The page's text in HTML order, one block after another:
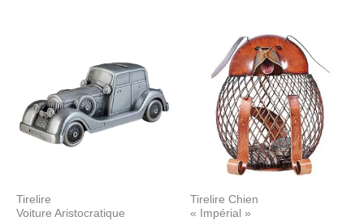
Tirelire
Voiture Aristocratique
Tirelire Chien
« Impérial »